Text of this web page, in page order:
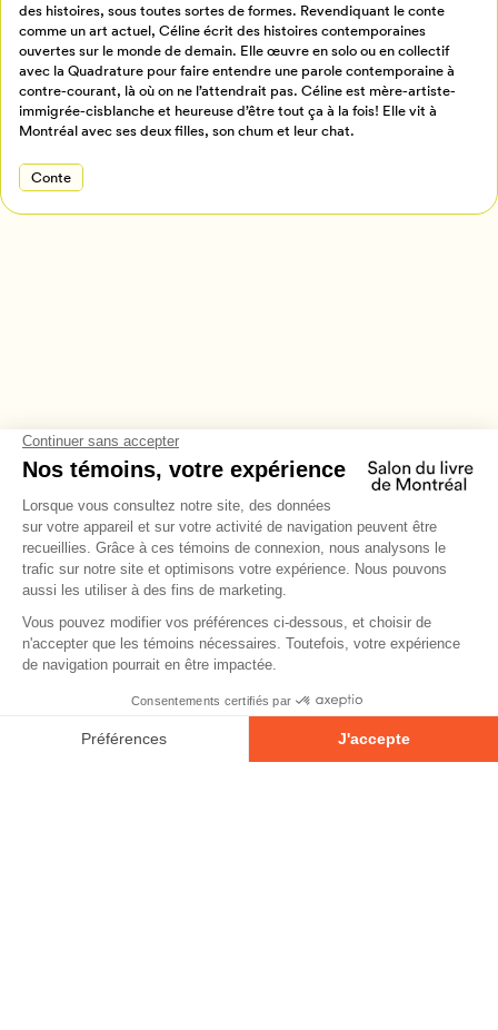
Retour à l’accueil
des histoires, sous toutes sortes de formes. Revendiquant le conte
comme un art actuel, Céline écrit des histoires contemporaines
ouvertes sur le monde de demain. Elle œuvre en solo ou en collectif
avec la Quadrature pour faire entendre une parole contemporaine à
contre-courant, là où on ne l’attendrait pas. Céline est mère-artiste-
immigrée-cisblanche et heureuse d’être tout ça à la fois! Elle vit à
Montréal avec ses deux filles, son chum et leur chat.
Conte
Créer un profil
Annuler